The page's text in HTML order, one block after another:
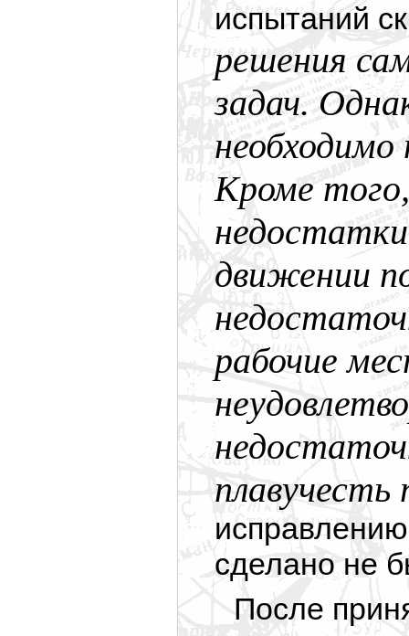
испытаний
решения
задач.
Кроме
движении
рабочие
сделано не
После